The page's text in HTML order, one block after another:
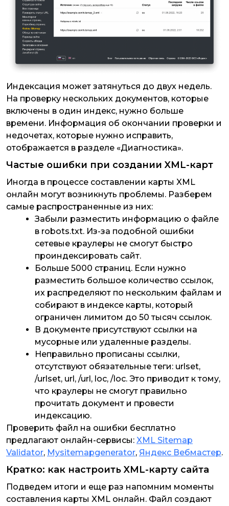
Индексация может затянуться до двух недель.
На проверку нескольких документов, которые
включены в один индекс, нужно больше
времени. Информация об окончании проверки и
недочетах, которые нужно исправить,
отображается в разделе «Диагностика».
Частые ошибки при создании XML-карт
Иногда в процессе составлении карты XML
онлайн могут возникнуть проблемы. Разберем
самые распространенные из них:
Забыли разместить информацию о файле
в robots.txt. Из-за подобной ошибки
сетевые краулеры не смогут быстро
проиндексировать сайт.
Больше 5000 страниц. Если нужно
разместить большое количество ссылок,
их распределяют по нескольким файлам и
собирают в индексе карты, который
ограничен лимитом до 50 тысяч ссылок.
В документе присутствуют ссылки на
мусорные или удаленные разделы.
Неправильно прописаны ссылки,
отсутствуют обязательные теги: urlset,
/urlset, url, /url, loc, /loc. Это приводит к тому,
что краулеры не смогут правильно
прочитать документ и провести
индексацию.
Проверить файл на ошибки бесплатно
предлагают онлайн-сервисы: XML Sitemap
Validator, Mysitemapgenerator, Яндекс Вебмастер.
Кратко: как настроить XML-карту сайта
Подведем итоги и еще раз напомним моменты
составления карты XML онлайн. Файл создают